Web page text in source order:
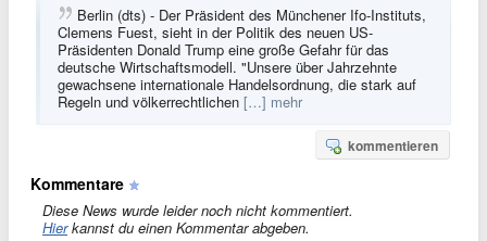
Berlin (dts) - Der Präsident des Münchener Ifo-Instituts,
Clemens Fuest, sieht in der Politik des neuen US-
Präsidenten Donald Trump eine große Gefahr für das
deutsche Wirtschaftsmodell. "Unsere über Jahrzehnte
gewachsene internationale Handelsordnung, die stark auf
Regeln und völkerrechtlichen […] mehr
kommentieren
Kommentare
Diese News wurde leider noch nicht kommentiert.
Hierkannst du einen Kommentar abgeben.